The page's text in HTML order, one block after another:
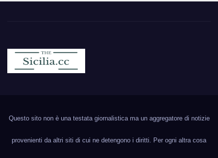
Questo sito non è una testata giornalistica ma un aggregatore di notizie
provenienti da altri siti di cui ne detengono i diritti. Per ogni altra cosa